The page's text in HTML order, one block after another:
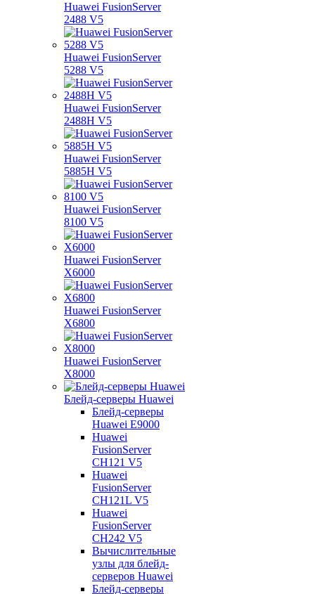
Huawei FusionServer
2488 V5
Huawei FusionServer
5288 V5
Huawei FusionServer
2488H V5
Huawei FusionServer
5885H V5
Huawei FusionServer
8100 V5
Huawei FusionServer
X6000
Huawei FusionServer
X6800
Huawei FusionServer
X8000
Блейд-серверы Huawei
Блейд-серверы
Huawei E9000
Huawei
FusionServer
CH121 V5
Huawei
FusionServer
CH121L V5
Huawei
FusionServer
CH242 V5
Вычислительные
узлы для блейд-
серверов Huawei
Блейд-серверы